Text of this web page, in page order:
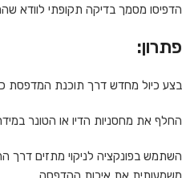
הדפיסו מסמך בדיקה תקופתי לוודא
פתרון:
בצע כיול מחדש דרך תוכנת המדפסת
החלף את מחסניות הדיו או הטונר
השתמש בפונקציה לניקוי מתזים דרך